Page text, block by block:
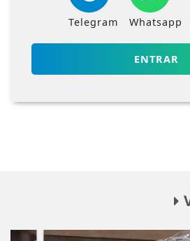
Telegram Whatsapp
ENTRAR